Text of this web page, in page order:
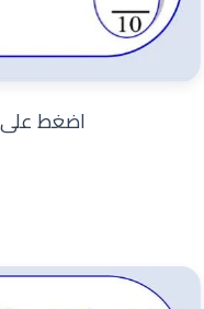
اضغط على